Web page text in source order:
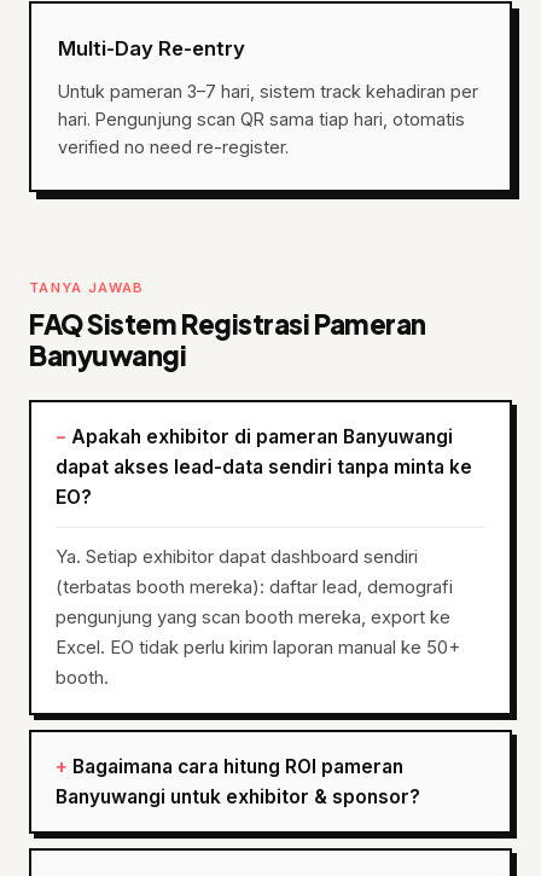
Multi-Day Re-entry
Untuk pameran 3–7 hari, sistem track kehadiran per
hari. Pengunjung scan QR sama tiap hari, otomatis
verified no need re-register.
TANYA JAWAB
FAQ Sistem Registrasi Pameran
Banyuwangi
Apakah exhibitor di pameran Banyuwangi
dapat akses lead-data sendiri tanpa minta ke
EO?
Ya. Setiap exhibitor dapat dashboard sendiri
(terbatas booth mereka): daftar lead, demografi
pengunjung yang scan booth mereka, export ke
Excel. EO tidak perlu kirim laporan manual ke 50+
booth.
Bagaimana cara hitung ROI pameran
Banyuwangi untuk exhibitor & sponsor?